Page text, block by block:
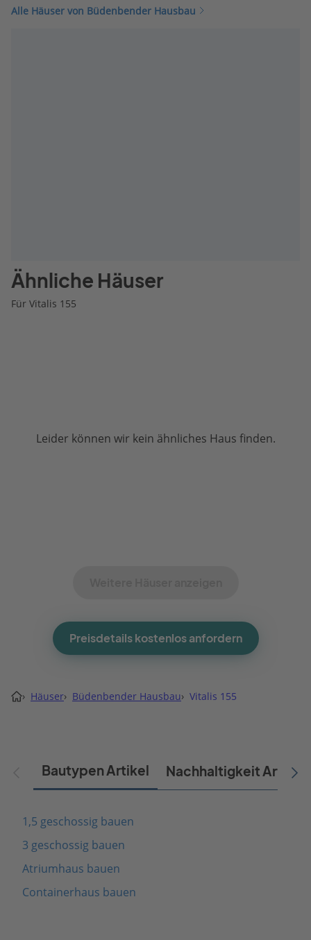
Alle Häuser von Büdenbender Hausbau
Ähnliche Häuser
Für Vitalis 155
Leider können wir kein ähnliches Haus finden.
Preisdetails kostenlos anfordern
› Häuser› Büdenbender Hausbau› Vitalis 155
Bautypen Artikel Nachhaltigkeit Artikel
1,5 geschossig bauen
3 geschossig bauen
Atriumhaus bauen
Containerhaus bauen